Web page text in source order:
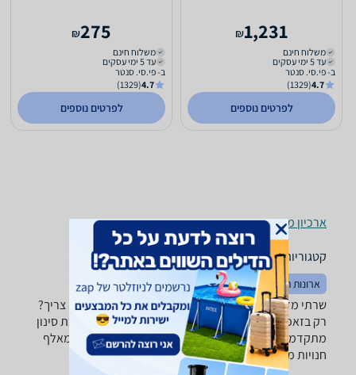
1,231
₪
משלוח חינם
עד 5 ימי עסקים
ב- פי.סי. סנטר
4.7
(1329)
לפרטים נוספים
275
₪
משלוח חינם
עד 5 ימי עסקים
ב- פי.סי. סנטר
4.7
(1329)
לפרטים נוספים
ארכיון מוצרים
קטגוריות משלימות
ארונות תקשורת ואביזרים מדפסות דיו וטונרים
שרתי מדפסות - רוצה למצוא את השרת מדפסות שאתה צריך?
רק בזאפ תמצא מאות ביקורות על שרתי מדפסות מערכת סינון
מתקדמת לפי יצרן , חיבור ועוד, השוואת מחירים ביותר מאלף
חנויות מחשבים ותוכנות ותקבל החלטה חכמה!